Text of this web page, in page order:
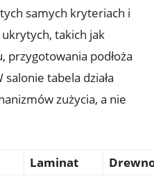
samych kryteriach i
ukrytych, takich jak
przygotowania podłoża
tabela działa
zużycia, a nie
Laminat